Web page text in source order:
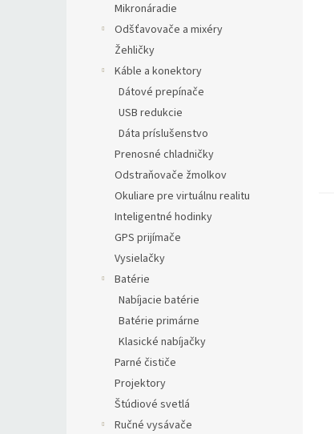
Mikronáradie
Odšťavovače a mixéry
Žehličky
Káble a konektory
Dátové prepínače
USB redukcie
Dáta príslušenstvo
Prenosné chladničky
Odstraňovače žmolkov
Okuliare pre virtuálnu realitu
Inteligentné hodinky
GPS prijímače
Vysielačky
Batérie
Nabíjacie batérie
Batérie primárne
Klasické nabíjačky
Parné čističe
Projektory
Štúdiové svetlá
Ručné vysávače